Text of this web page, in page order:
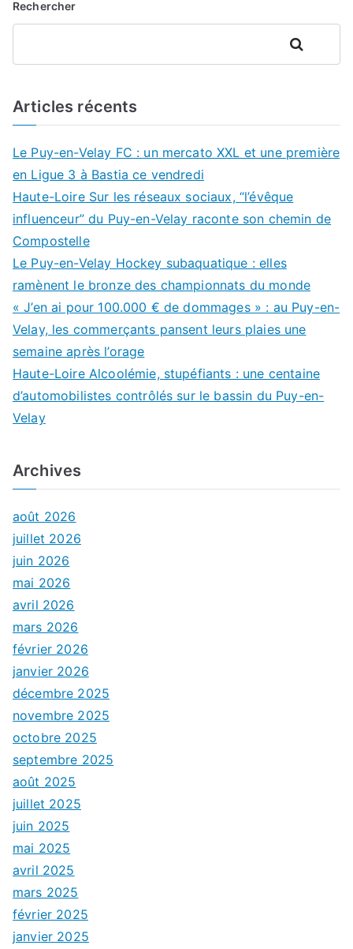
Rechercher
Rechercher
Articles récents
Le Puy-en-Velay FC : un mercato XXL et une première
en Ligue 3 à Bastia ce vendredi
Haute-Loire Sur les réseaux sociaux, “l’évêque
influenceur” du Puy-en-Velay raconte son chemin de
Compostelle
Le Puy-en-Velay Hockey subaquatique : elles
ramènent le bronze des championnats du monde
« J’en ai pour 100.000 € de dommages » : au Puy-en-
Velay, les commerçants pansent leurs plaies une
semaine après l’orage
Haute-Loire Alcoolémie, stupéfiants : une centaine
d’automobilistes contrôlés sur le bassin du Puy-en-
Velay
Archives
août 2026
juillet 2026
juin 2026
mai 2026
avril 2026
mars 2026
février 2026
janvier 2026
décembre 2025
novembre 2025
octobre 2025
septembre 2025
août 2025
juillet 2025
juin 2025
mai 2025
avril 2025
mars 2025
février 2025
janvier 2025